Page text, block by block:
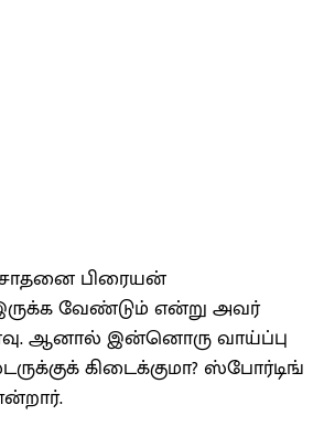
பிரையன்
வேண்டும் என்று அவர்
ஆனால் இன்னொரு வாய்ப்பு
கிடைக்குமா? ஸ்போர்டிங்